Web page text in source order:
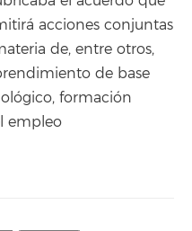
acciones conjuntas
de, entre otros,
de base
formación
empleo